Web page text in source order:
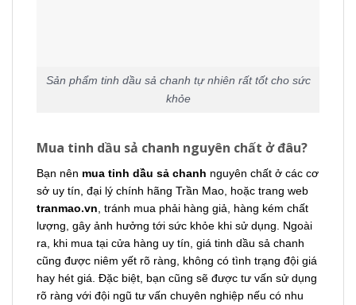
Sản phẩm tinh dầu sả chanh tự nhiên rất tốt cho sức
khỏe
Mua tinh dầu sả chanh nguyên chất ở đâu?
Bạn nên mua tinh dầu sả chanh nguyên chất ở các cơ
sở uy tín, đại lý chính hãng Trần Mao, hoặc trang web
tranmao.vn , tránh mua phải hàng giả, hàng kém chất
lượng, gây ảnh hưởng tới sức khỏe khi sử dụng. Ngoài
ra, khi mua tại cửa hàng uy tín, giá tinh dầu sả chanh
cũng được niêm yết rõ ràng, không có tình trạng đội giá
hay hét giá. Đặc biệt, bạn cũng sẽ được tư vấn sử dụng
rõ ràng với đội ngũ tư vấn chuyên nghiệp nếu có nhu